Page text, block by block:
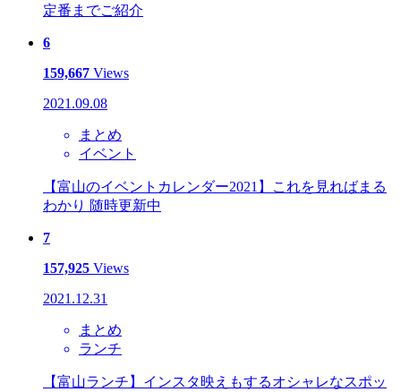
定番までご紹介
6
159,667 Views
2021.09.08
まとめ
イベント
【富山のイベントカレンダー2021】これを見ればまる
わかり 随時更新中
7
157,925 Views
2021.12.31
まとめ
ランチ
【富山ランチ】インスタ映えもするオシャレなスポッ